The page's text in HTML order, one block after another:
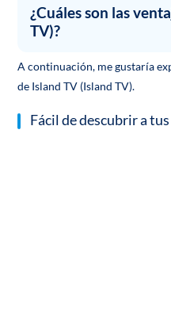
¿Cuáles son las
TV)?
A continuación, me gustaría
de Island TV (Island TV).
Fácil de descubrir a